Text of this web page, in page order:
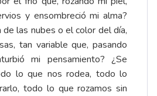
y ensombreció mi alma?
de las nubes o el color del día,
tan variable que, pasando
mi pensamiento? ¿Se
lo que nos rodea, todo lo
todo lo que rozamos sin